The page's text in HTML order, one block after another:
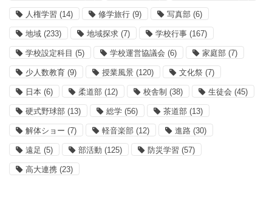
人権学習 (14) 修学旅行 (9) 写真部 (6)
地域 (233) 地域探求 (7) 学校行事 (167)
学校設定科目 (5) 学校運営協議会 (6) 家庭部 (7)
少人数教育 (9) 授業風景 (120) 文化祭 (7)
日本 (6) 柔道部 (12) 校舎制 (38) 生徒会 (45)
硬式野球部 (13) 総学 (56) 茶道部 (13)
解体ショー (7) 軽音楽部 (12) 進路 (30)
遠足 (5) 部活動 (125) 防災学習 (57)
高大連携 (23)